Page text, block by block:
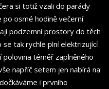
si totiž vzali do parády
osmé hodině večerní
podzemní prostory do těch
tak rychle plní elektrizující
téměř zaplněného
napříč setem jen nabírá na
i prvního